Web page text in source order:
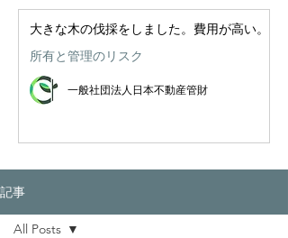
大きな木の伐採をしました。費用が高い。
所有と管理のリスク
一般社団法人日本不動産管財
記事
All Posts